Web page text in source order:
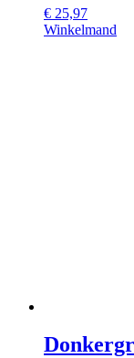
€ 25,97
Winkelmand